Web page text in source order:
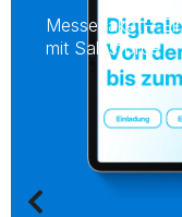
Messepaket –
mit Salesforce